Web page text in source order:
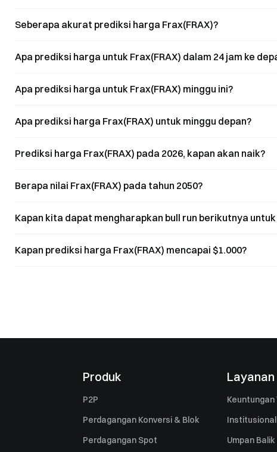
Seberapa akurat prediksi harga Frax(FRAX)?
Apa prediksi harga untuk Frax(FRAX) dalam 24 jam ke
Apa prediksi harga untuk Frax(FRAX) minggu ini?
Apa prediksi harga Frax(FRAX) untuk minggu depan?
Prediksi harga Frax(FRAX) pada 2026, kapan akan naik?
Berapa nilai Frax(FRAX) pada tahun 2050?
Kapan kita dapat mengharapkan bull run berikutnya
Kapan prediksi harga Frax(FRAX) mencapai $1.000?
Produk
P2P
Perdagangan Konversi & Blok
Perdagangan Spot
Layanan
Keuntungan
Institusional
Umpan